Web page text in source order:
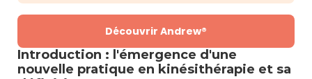
Découvrir Andrew®
Introduction : l'émergence d'une
nouvelle pratique en kinésithérapie et sa